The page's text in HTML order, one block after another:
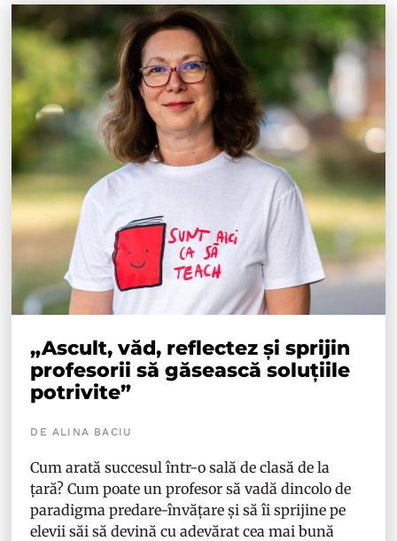
„Ascult, văd, reflectez și sprijin
profesorii să găsească soluțiile
potrivite”
DE ALINA BACIU
Cum arată succesul într-o sală de clasă de la
țară? Cum poate un profesor să vadă dincolo de
paradigma predare-învățare și să îi sprijine pe
elevii săi să devină cu adevărat cea mai bună